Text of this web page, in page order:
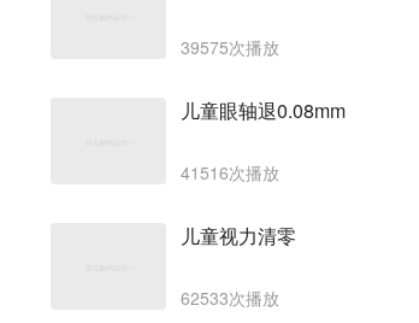
39575次播放
儿童眼轴退0.08mm
41516次播放
儿童视力清零
62533次播放